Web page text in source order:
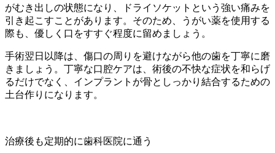
がむき出しの状態になり、ドライソケットという強い痛みを
引き起こすことがあります。そのため、うがい薬を使用する
際も、優しく口をすすぐ程度に留めましょう。
手術翌日以降は、傷口の周りを避けながら他の歯を丁寧に磨
きましょう。丁寧な口腔ケアは、術後の不快な症状を和らげ
るだけでなく、インプラントが骨としっかり結合するための
土台作りになります。
治療後も定期的に歯科医院に通う